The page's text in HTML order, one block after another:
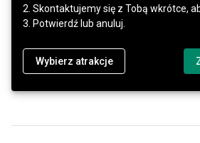
2. Skontaktujemy się z Tobą wkrótce,
3. Potwierdź lub anuluj.
Wybierz atrakcje